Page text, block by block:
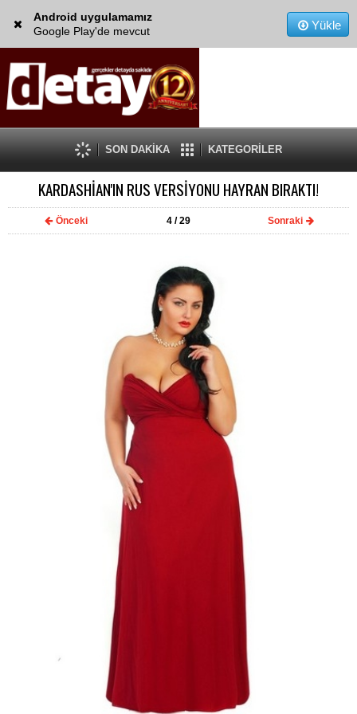
Android uygulamamız
Google Play'de mevcut
Yükle
SON DAKİKA KATEGORİLER
KARDASHİAN'IN RUS VERSİYONU HAYRAN BIRAKTI!
Önceki 4/ 29 Sonraki